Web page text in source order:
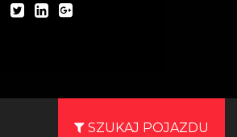
SZUKAJ POJAZDU